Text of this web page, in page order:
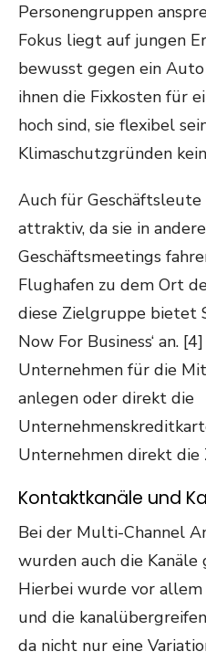
Personengruppen
Fokus liegt auf jungen
bewusst gegen ein
ihnen die Fixkosten für
hoch sind, sie flexibel
Klimaschutzgründen
Auch für
attraktiv, da sie in
Geschäftsmeetings
Flughafen zu dem Ort
diese Zielgruppe bietet
Now For Business‘ an.
Unternehmen für die
anlegen oder direkt die
Unternehmen direkt die
Kontaktkanäle und
Bei der Multi-Channel
wurden auch die
Hierbei wurde vor
und die
da nicht nur eine